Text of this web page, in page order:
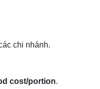
chi nhánh.
cost/portion.